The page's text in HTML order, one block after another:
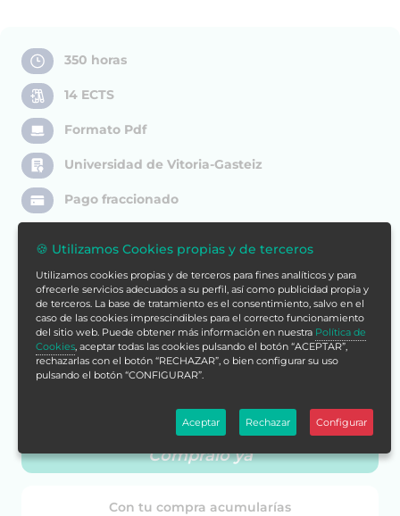
350 horas
14 ECTS
Formato Pdf
Universidad de Vitoria-Gasteiz
Pago fraccionado
Descuentos de AniversarioenFormación
Alcalá
Ver Beca
420€
117€
Cómpralo ya
Con tu compra acumularías
🍪 Utilizamos Cookies propias y de terceros
Utilizamos cookies propias y de terceros para fines analíticos y para
ofrecerle servicios adecuados a su perfil, así como publicidad propia y
de terceros. La base de tratamiento es el consentimiento, salvo en el
caso de las cookies imprescindibles para el correcto funcionamiento
del sitio web. Puede obtener más información en nuestra Política de
Cookies, aceptar todas las cookies pulsando el botón “ACEPTAR”,
rechazarlas con el botón “RECHAZAR”, o bien configurar su uso
pulsando el botón “CONFIGURAR”.
Aceptar Rechazar Configurar